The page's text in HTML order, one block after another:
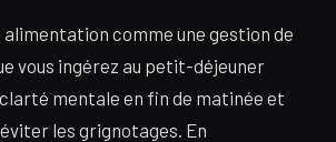
comme une gestion de
vous ingérez au petit-déjeuner
mentale en fin de matinée et
les grignotages. En